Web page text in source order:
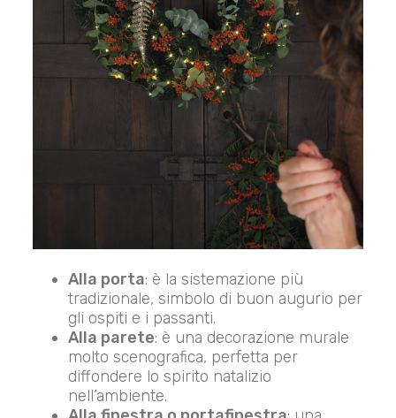
Alla porta: è la sistemazione più
tradizionale, simbolo di buon augurio per
gli ospiti e i passanti.
Alla parete: è una decorazione murale
molto scenografica, perfetta per
diffondere lo spirito natalizio
nell’ambiente.